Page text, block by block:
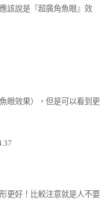
該說是『超廣角魚眼』效
眼效果），但是可以看到更
更好！比較注意就是人不要